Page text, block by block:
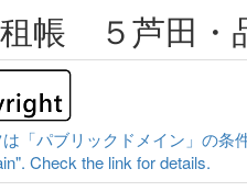
帳 ５芦田・
「パブリックドメイン」の条
Check the link for details.